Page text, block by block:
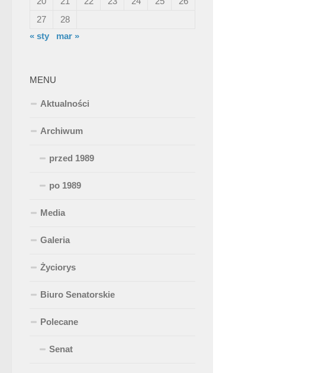
27
28
« sty
mar »
MENU
Aktualności
Archiwum
przed 1989
po 1989
Media
Galeria
Życiorys
Biuro Senatorskie
Polecane
Senat